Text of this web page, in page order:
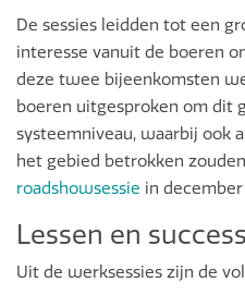
De sessies leidden tot een
interesse vanuit de boeren
deze twee bijeenkomsten
boeren uitgesproken om dit
systeemniveau, waarbij ook
het gebied betrokken
roadshowsessie in december
Lessen en
Uit de werksessies zijn de